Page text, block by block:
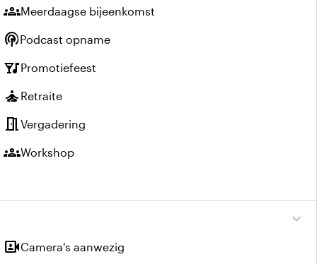
groupsMeerdaagse bijeenkomst
podcastsPodcast opname
nightlifePromotiefeest
self_improvement Retraite
meeting_room Vergadering
groupsWorkshop
expand_more
video_camera_frontCamera's aanwezig